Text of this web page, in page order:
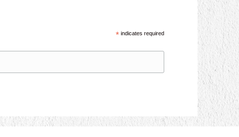
* indicates required